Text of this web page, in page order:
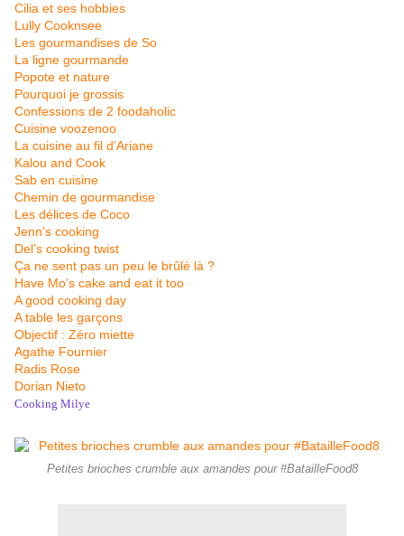
Cilia et ses hobbies
Lully Cooknsee
Les gourmandises de So
La ligne gourmande
Popote et nature
Pourquoi je grossis
Confessions de 2 foodaholic
Cuisine voozenoo
La cuisine au fil d’Ariane
Kalou and Cook
Sab en cuisine
Chemin de gourmandise
Les délices de Coco
Jenn’s cooking
Del’s cooking twist
Ça ne sent pas un peu le brûlé là ?
Have Mo’s cake and eat it too
A good cooking day
A table les garçons
Objectif : Zéro miette
Agathe Fournier
Radis Rose
Dorian Nieto
Cooking Milye
Petites brioches crumble aux amandes pour #BatailleFood8